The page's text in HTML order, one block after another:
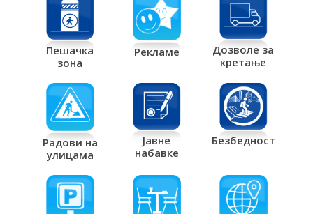
Пешачка
зона
Рекламе
Дозволе за
кретање
Радови на
улицама
Јавне
набавке
Безбедност